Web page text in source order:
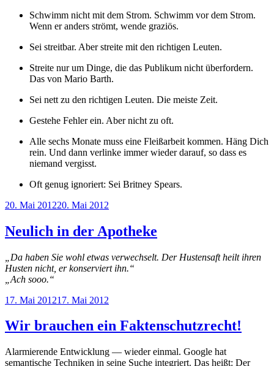
Schwimm nicht mit dem Strom. Schwimm vor dem Strom.
Wenn er anders strömt, wende graziös.
Sei streitbar. Aber streite mit den richtigen Leuten.
Streite nur um Dinge, die das Publikum nicht überfordern.
Das von Mario Barth.
Sei nett zu den richtigen Leuten. Die meiste Zeit.
Gestehe Fehler ein. Aber nicht zu oft.
Alle sechs Monate muss eine Fleißarbeit kommen. Häng Dich
rein. Und dann verlinke immer wieder darauf, so dass es
niemand vergisst.
Oft genug ignoriert: Sei Britney Spears.
Veröffentlicht
20. Mai 201220. Mai 2012
Neulich in der Apotheke
„Da haben Sie wohl etwas verwechselt. Der Hustensaft heilt ihren
Husten nicht, er konserviert ihn.“
„Ach sooo.“
Veröffentlicht
17. Mai 201217. Mai 2012
Wir brauchen ein Faktenschutzrecht!
Alarmierende Entwicklung — wieder einmal. Google hat
semantische Techniken in seine Suche integriert. Das heißt: Der